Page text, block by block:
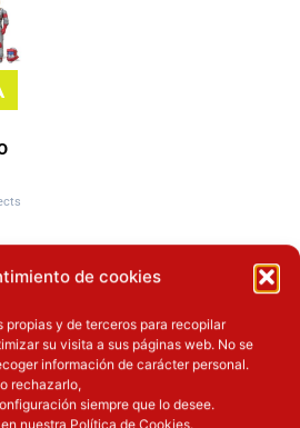
de cookies
y de terceros para recopilar
su visita a sus páginas web. No se
información de carácter personal.
rechazarlo,
siempre que lo desee.
nuestra Política de Cookies.